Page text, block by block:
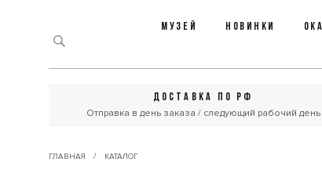
МУЗЕЙ НОВИНКИ
ДОСТАВКА ПО РФ
Отправка в день заказа / следующий рабочий день
ГЛАВНАЯ / КАТАЛОГ